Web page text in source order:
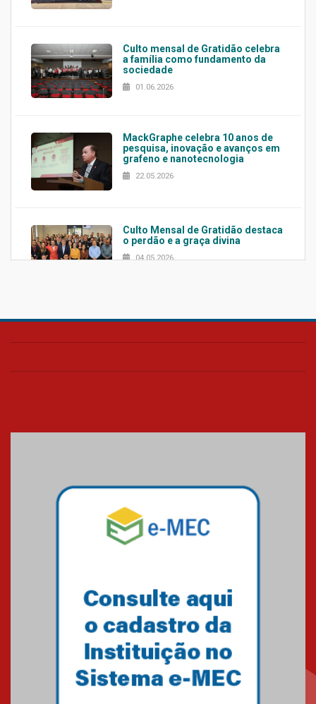
Culto mensal de Gratidão celebra
a família como fundamento da
sociedade
01.06.2026
MackGraphe celebra 10 anos de
pesquisa, inovação e avanços em
grafeno e nanotecnologia
22.05.2026
Culto Mensal de Gratidão destaca
o perdão e a graça divina
04.05.2026
Confira como foi o culto mensal
Mackenzie mobiliza campanha
solidária para apoiar famílias em
Minas Gerais
Primeiro culto do ano ressalta o
27.02.2026